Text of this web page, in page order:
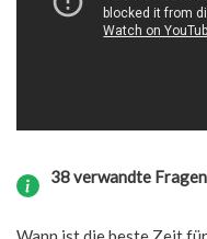
38 verwandte